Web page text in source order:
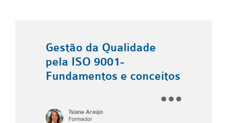
Gestão da Qualidade
pela ISO 9001-
Fundamentos e conceitos
Tsiane Araújo
Formador